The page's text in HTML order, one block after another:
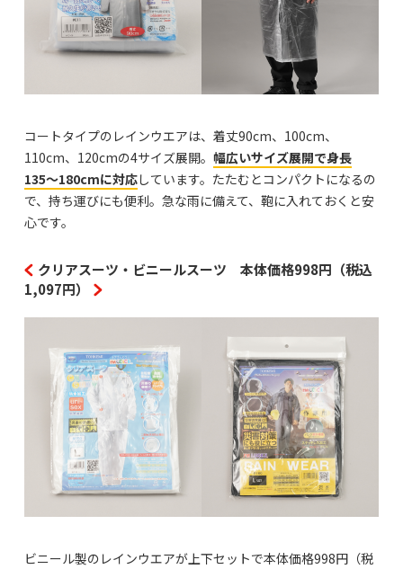
コートタイプのレインウエアは、着丈90cm、100cm、
110cm、120cmの4サイズ展開。 幅広いサイズ展開で身長
135〜180cmに対応しています。たたむとコンパクトになるの
で、持ち運びにも便利。急な雨に備えて、鞄に入れておくと安
心です。
クリアスーツ・ビニールスーツ 本体価格998円（税込
1,097円）
ビニール製のレインウエアが上下セットで本体価格998円（税